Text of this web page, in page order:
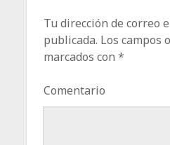
Tu dirección de correo
publicada. Los campos
marcados con*
Comentario